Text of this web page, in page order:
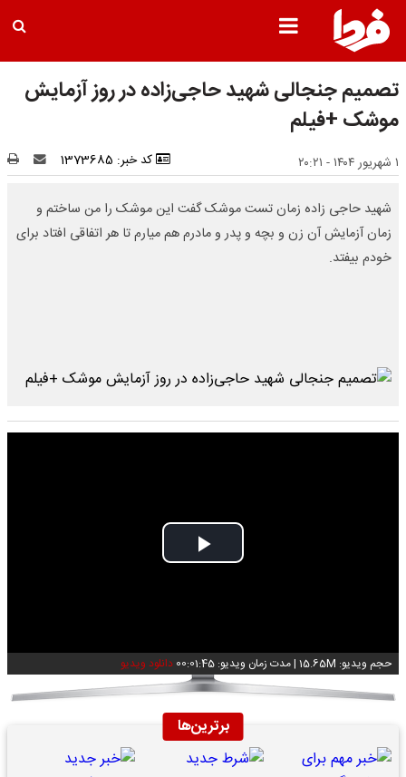
تصمیم جنجالی شهید حاجی‌زاده در روز آزمایش
موشک +فیلم
۱ شهریور ۱۴۰۴ - ۲۰:۲۱ کد خبر: 1373685
شهید حاجی زاده زمان تست موشک گفت این موشک را من ساختم و
زمان آزمایش آن زن و بچه و پدر و مادرم هم میارم تا هر اتفاقی افتاد برای
خودم بیفتد.
Play
حجم ویدیو: 15.65M |مدت زمان ویدیو: 00:01:45 دانلود ویدیو
برترین‌ها